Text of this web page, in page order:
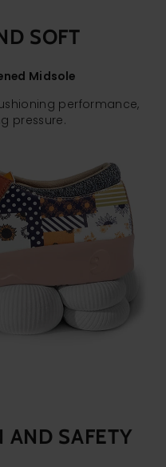
SOFT
Midsole
performance,
pressure.
SAFETY